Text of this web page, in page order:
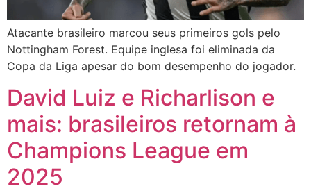
Atacante brasileiro marcou seus primeiros gols pelo
Nottingham Forest. Equipe inglesa foi eliminada da
Copa da Liga apesar do bom desempenho do jogador.
David Luiz e Richarlison e
mais: brasileiros retornam à
Champions League em
2025